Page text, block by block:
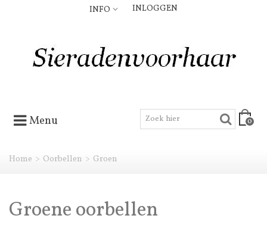
INFO INLOGGEN
Menu 0
Home > Oorbellen > Groen
Groene oorbellen